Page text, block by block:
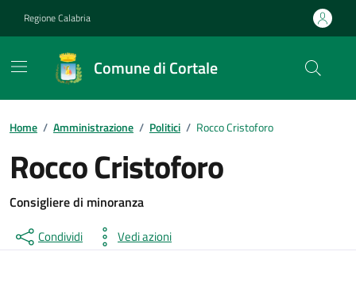
Regione Calabria
Comune di Cortale
Home / Amministrazione / Politici / Rocco Cristoforo
Rocco Cristoforo
Consigliere di minoranza
Condividi Vedi azioni